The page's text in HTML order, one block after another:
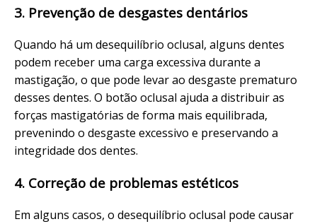
3. Prevenção de desgastes dentários
Quando há um desequilíbrio oclusal, alguns dentes
podem receber uma carga excessiva durante a
mastigação, o que pode levar ao desgaste prematuro
desses dentes. O botão oclusal ajuda a distribuir as
forças mastigatórias de forma mais equilibrada,
prevenindo o desgaste excessivo e preservando a
integridade dos dentes.
4. Correção de problemas estéticos
Em alguns casos, o desequilíbrio oclusal pode causar